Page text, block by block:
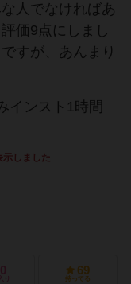
人でなければあ
価9点にしまし
すが、あんまり
インスト1時間
示しました
り
69
持ってる